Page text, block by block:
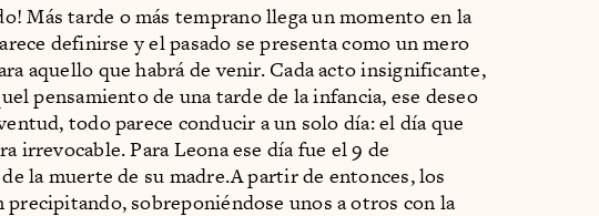
Más tarde o más temprano llega un momento en la
definirse y el pasado se presenta como un mero
aquello que habrá de venir. Cada acto insignificante,
pensamiento de una tarde de la infancia, ese deseo
todo parece conducir a un solo día: el día que
irrevocable. Para Leona ese día fue el 9 de
la muerte de su madre.A partir de entonces, los
sobreponiéndose unos a otros con la